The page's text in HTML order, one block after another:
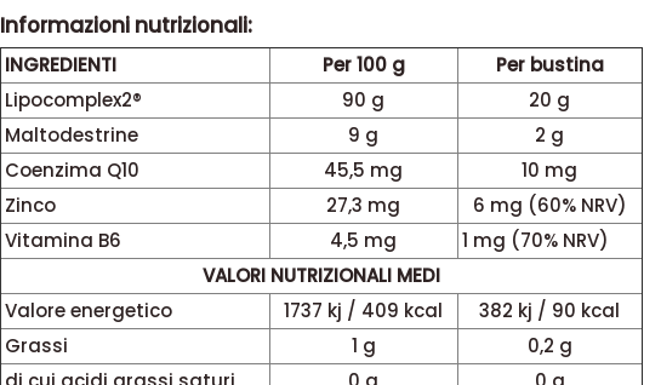
Informazioni nutrizionali:
INGREDIENTI Per 100 g
Per bustina
Lipocomplex2®
90 g
20 g
Maltodestrine
9 g
2 g
Coenzima Q10
45,5 mg
10 mg
Zinco
27,3 mg
6 mg (60% NRV)
Vitamina B6
4,5 mg
1 mg (70% NRV)
VALORI NUTRIZIONALI MEDI
Valore energetico
1737 kj / 409 kcal
382 kj / 90 kcal
Grassi
1 g
0,2 g